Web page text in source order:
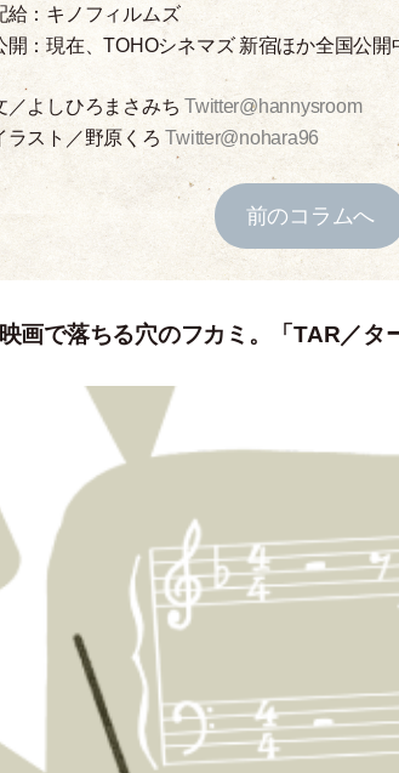
給：キノフィルムズ
開：現在、TOHOシネマズ 新宿ほか全国公開
／よしひろまさみち Twitter@hannysroom
ラスト／野原くろ Twitter@nohara96
前のコラムへ
画で落ちる穴のフカミ。「TAR／